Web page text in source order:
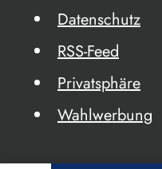
Datenschutz
RSS-Feed
Privatsphäre
Wahlwerbung